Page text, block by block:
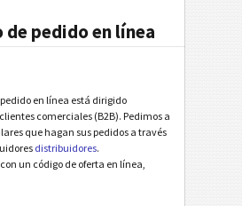
pedido en línea
en línea está dirigido
comerciales (B2B). Pedimos a
que hagan sus pedidos a través
distribuidores.
un código de oferta en línea,